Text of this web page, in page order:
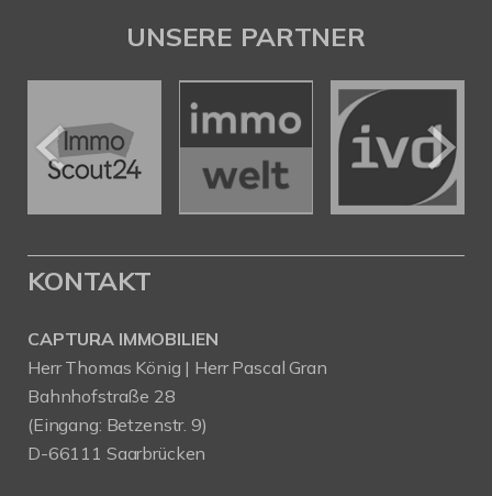
UNSERE PARTNER
KONTAKT
CAPTURA IMMOBILIEN
Herr Thomas König | Herr Pascal Gran
Bahnhofstraße 28
(Eingang: Betzenstr. 9)
D-66111 Saarbrücken